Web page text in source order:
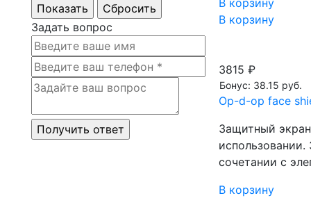
Задать вопрос
В корзину
В корзину
3815 ₽
Бонус: 38.15 руб.
Op-d-op face
Защитный
сочетании с
В корзину